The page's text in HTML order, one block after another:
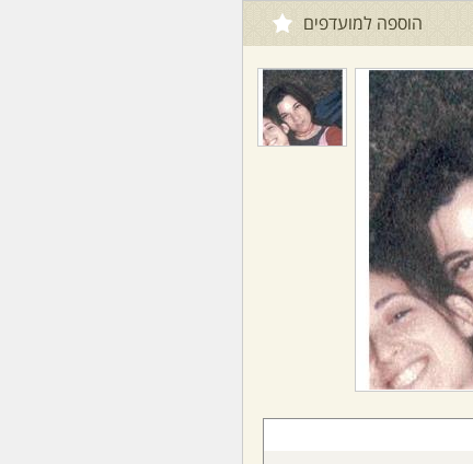
הוספה למועדפים